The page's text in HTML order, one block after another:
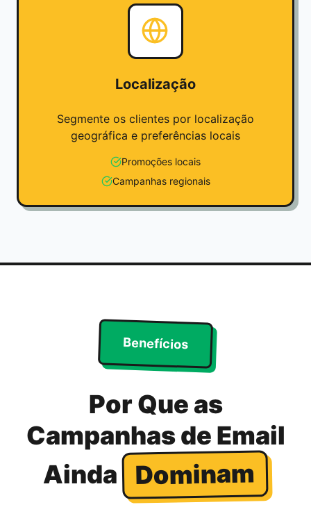
Localização
Segmente os clientes por localização
geográfica e preferências locais
Promoções locais
Campanhas regionais
Benefícios
Por Que as
Campanhas de Email
Ainda Dominam